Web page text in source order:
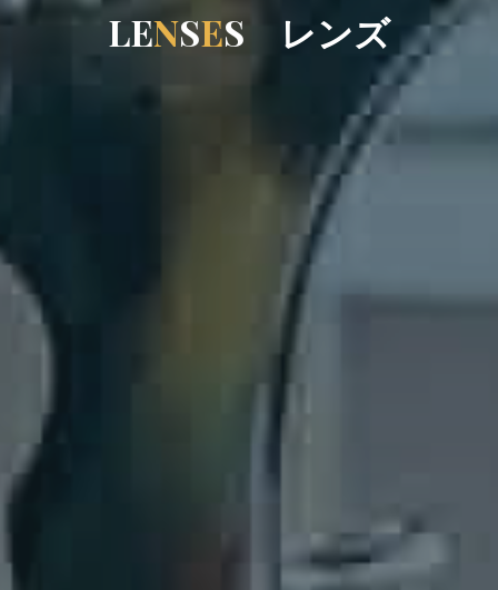
LENSES レン
ンズ